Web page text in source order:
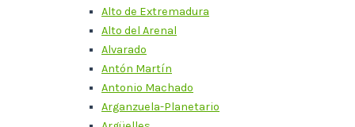
Alto de Extremadura
Alto del Arenal
Alvarado
Antón Martín
Antonio Machado
Arganzuela-Planetario